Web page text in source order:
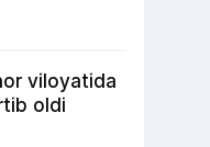
viloyatida
oldi